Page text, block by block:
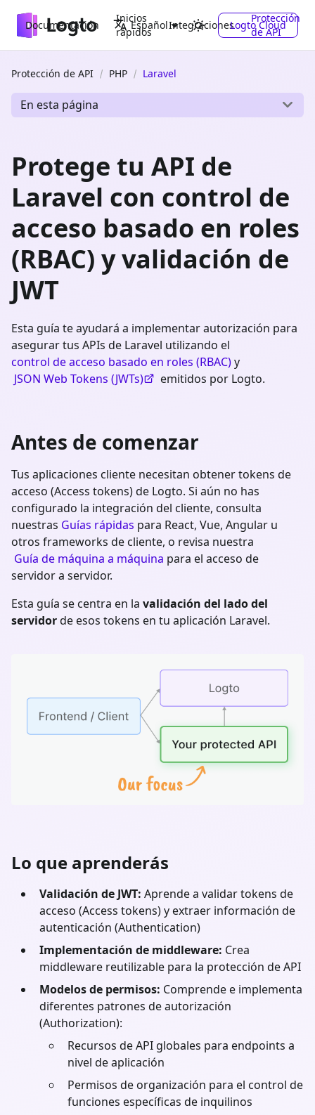
Documentación
Inicios
rápidos
Integraciones
Protección
de API
Español Logto Cloud
Protección de API PHP Laravel
En esta página
Protege tu API de
Laravel con control de
acceso basado en roles
(RBAC) y validación de
JWT
Esta guía te ayudará a implementar autorización para
asegurar tus APIs de Laravel utilizando el
control de acceso basado en roles (RBAC)y
JSON Web Tokens (JWTs)
emitidos por Logto.
Antes de comenzar
Tus aplicaciones cliente necesitan obtener tokens de
acceso (Access tokens) de Logto. Si aún no has
configurado la integración del cliente, consulta
nuestras Guías rápidas para React, Vue, Angular u
otros frameworks de cliente, o revisa nuestra
Guía de máquina a máquina para el acceso de
servidor a servidor.
Esta guía se centra en la validación del lado del
servidorde esos tokens en tu aplicación Laravel.
Lo que aprenderás
Validación de JWT: Aprende a validar tokens de
acceso (Access tokens) y extraer información de
autenticación (Authentication)
Implementación de middleware: Crea
middleware reutilizable para la protección de API
Modelos de permisos: Comprende e implementa
diferentes patrones de autorización
(Authorization):
Recursos de API globales para endpoints a
nivel de aplicación
Permisos de organización para el control de
funciones específicas de inquilinos